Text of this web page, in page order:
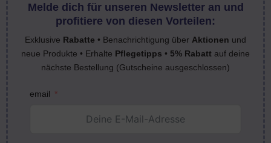
Melde dich für unseren Newsletter an und
profitiere von diesen Vorteilen:
Exklusive Rabatte • Benachrichtigung über Aktionen und
neue Produkte • Erhalte Pflegetipps • 5% Rabatt auf deine
nächste Bestellung (Gutscheine ausgeschlossen)
email